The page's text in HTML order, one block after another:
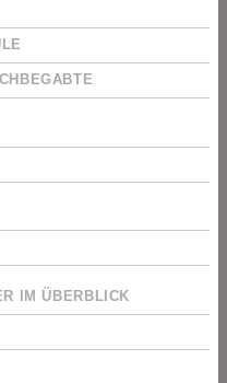
IM ÜBERBLICK